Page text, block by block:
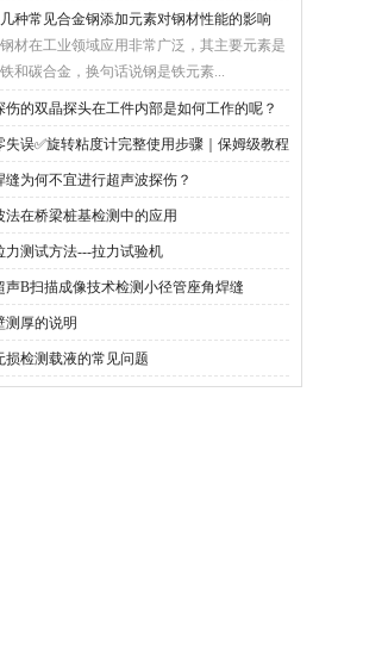
几种常见合金钢添加元素对钢材性能的影响
钢材在工业领域应用非常广泛，其主要元素是
铁和碳合金，换句话说钢是铁元素...
伤的双晶探头在工件内部是如何工作的呢？
失误✅旋转粘度计完整使用步骤｜保姆级教程
缝为何不宜进行超声波探伤？
法在桥梁桩基检测中的应用
力测试方法---拉力试验机
声B扫描成像技术检测小径管座角焊缝
测厚的说明
损检测载液的常见问题